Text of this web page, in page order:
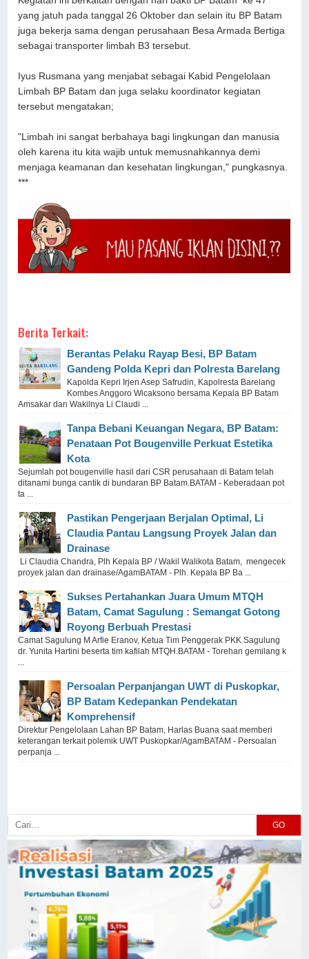
yang jatuh pada tanggal 26 Oktober dan selain itu BP Batam
juga bekerja sama dengan perusahaan Besa Armada Bertiga
sebagai transporter limbah B3 tersebut.
Iyus Rusmana yang menjabat sebagai Kabid Pengelolaan
Limbah BP Batam dan juga selaku koordinator kegiatan
tersebut mengatakan;
"Limbah ini sangat berbahaya bagi lingkungan dan manusia
oleh karena itu kita wajib untuk memusnahkannya demi
menjaga keamanan dan kesehatan lingkungan," pungkasnya.
***
Berita Terkait:
Berantas Pelaku Rayap Besi, BP Batam
Gandeng Polda Kepri dan Polresta Barelang
Kapolda Kepri Irjen Asep Safrudin, Kapolresta Barelang
Kombes Anggoro Wicaksono bersama Kepala BP Batam
Amsakar dan Wakilnya Li Claudi ...
Tanpa Bebani Keuangan Negara, BP Batam:
Penataan Pot Bougenville Perkuat Estetika
Kota
Sejumlah pot bougenville hasil dari CSR perusahaan di Batam telah
ditanami bunga cantik di bundaran BP Batam.BATAM - Keberadaan pot
ta ...
Pastikan Pengerjaan Berjalan Optimal, Li
Claudia Pantau Langsung Proyek Jalan dan
Drainase
Li Claudia Chandra, Plh Kepala BP / Wakil Walikota Batam, mengecek
proyek jalan dan drainase/AgamBATAM - Plh. Kepala BP Ba ...
Sukses Pertahankan Juara Umum MTQH
Batam, Camat Sagulung : Semangat Gotong
Royong Berbuah Prestasi
Camat Sagulung M Arfie Eranov, Ketua Tim Penggerak PKK Sagulung
dr. Yunita Hartini beserta tim kafilah MTQH.BATAM - Torehan gemilang k
Persoalan Perpanjangan UWT di Puskopkar,
BP Batam Kedepankan Pendekatan
Komprehensif
Direktur Pengelolaan Lahan BP Batam, Harlas Buana saat memberi
keterangan terkait polemik UWT Puskopkar/AgamBATAM - Persoalan
perpanja ...
GO